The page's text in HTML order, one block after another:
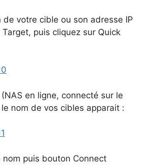
de votre cible ou son adresse IP
puis cliquez sur Quick
en ligne, connecté sur le
nom de vos cibles apparait :
nom puis bouton Connect